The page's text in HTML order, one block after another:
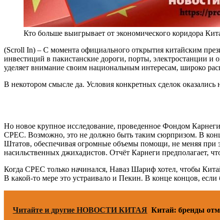
Кто больше выигрывает от экономического коридора
(Scroll In) – С момента официального открытия китайским
инвестиций в пакистанские дороги, порты, электростанции
уделяет внимание своим национальным интересам, широко
В некотором смысле да. Условия конкретных сделок
Но новое крупное исследование, проведенное Фондом
CPEC. Возможно, это не должно быть таким сюрпризом. В
Штатов, обеспечивая огромные объемы помощи, не меняя при
насильственных джихадистов. Отчёт Карнеги предполагает,
Когда CPEC только начинался, Наваз Шариф хотел, чтобы
В какой-то мере это устраивало и Пекин. В конце концов,
Читайте и другие НОВОСТИ КИТАЯ Китай: бренды